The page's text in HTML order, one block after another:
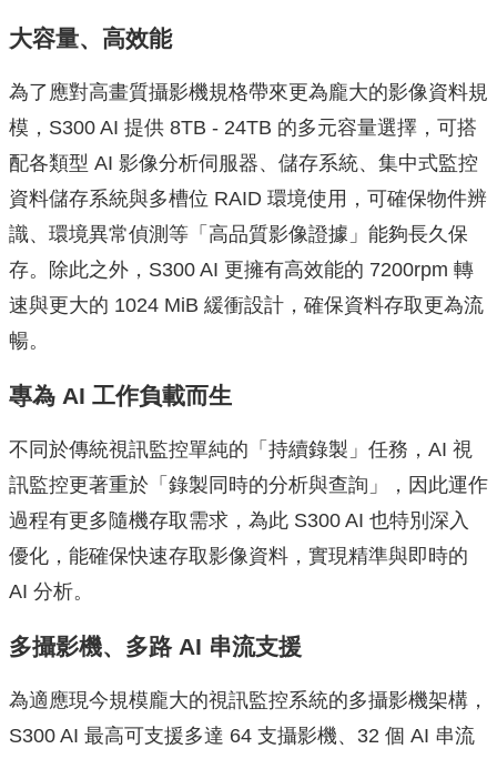
大容量、高效能
為了應對高畫質攝影機規格帶來更為龐大的影像資料規
模，S300 AI 提供 8TB - 24TB 的多元容量選擇，可搭
配各類型 AI 影像分析伺服器、儲存系統、集中式監控
資料儲存系統與多槽位 RAID 環境使用，可確保物件辨
識、環境異常偵測等「高品質影像證據」能夠長久保
存。除此之外，S300 AI 更擁有高效能的 7200rpm 轉
速與更大的 1024 MiB 緩衝設計，確保資料存取更為流
暢。
專為 AI ⼯作負載⽽⽣
不同於傳統視訊監控單純的「持續錄製」任務，AI 視
訊監控更著重於「錄製同時的分析與查詢」，因此運作
過程有更多隨機存取需求，為此 S300 AI 也特別深入
優化，能確保快速存取影像資料，實現精準與即時的
AI 分析。
多攝影機、多路 AI 串流支援
為適應現今規模龐大的視訊監控系統的多攝影機架構，
S300 AI 最高可支援多達 64 支攝影機、32 個 AI 串流